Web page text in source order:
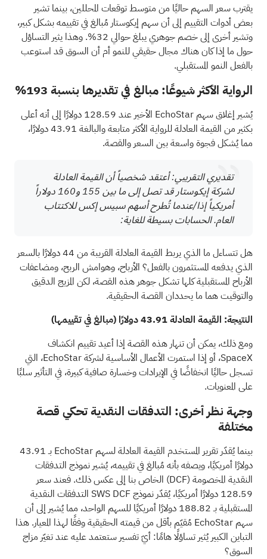
يقترب سعر السهم حاليًا من متوسط توقعات المحللين، بينما تشير
بعض أدوات التقييم إلى أن سهم إيكوستار مُبالغ في تقييمه بشكل كبير،
وتشير أخرى إلى خصم جوهري يبلغ حوالي 32%. وهذا يثير التساؤل
حول ما إذا كان هناك مجال حقيقي للنمو أم أن السوق قد استوعب
بالفعل النمو المستقبلي.
الرواية الأكثر شيوعًا: مبالغ في تقديرها بنسبة 193%
يُشير إغلاق سهم EchoStar الأخير عند 128.59 دولارًا إلى أنه أعلى
بكثير من القيمة العادلة للرواية الأكثر متابعة والبالغة 43.91 دولارًا،
مما يُشكل فجوة واسعة بين السعر والقصة.
تقديري التقريبي: أعتقد شخصياً أن القيمة العادلة
لشركة إيكوستار قد تصل إلى ما بين 155 و160 دولاراً
أمريكياً إذا/عندما تُطرح أسهم سبيس إكس للاكتتاب
العام. الحسابات بسيطة للغاية:
هل تتساءل ما الذي يربط القيمة العادلة القريبة من 44 دولارًا بالسعر
الذي يدفعه المستثمرون بالفعل؟ الأرباح، وهوامش الربح، ومضاعفات
الأرباح المستقبلية كلها تشكل جوهر هذه القصة، لكن المزيج الدقيق
والتوقيت هما ما يحددان القصة الحقيقية.
النتيجة: القيمة العادلة 43.91 دولارًا (مبالغ في تقييمها)
ومع ذلك، يمكن أن تنهار هذه القصة إذا أعيد تقييم انكشاف
SpaceX، أو إذا استمرت الأعمال الأساسية لشركة EchoStar، التي
تسجل حاليًا انخفاضًا في الإيرادات وخسارة صافية كبيرة، في التأثير سلبًا
على المعنويات.
وجهة نظر أخرى: التدفقات النقدية تحكي قصة
مختلفة
بينما يُقدّر تقرير المستخدم القيمة العادلة لسهم EchoStar بـ 43.91
دولارًا أمريكيًا، ويصفه بأنه مُبالغ في تقييمه، يُشير نموذج التدفقات
النقدية المخصومة (DCF) الخاص بنا إلى عكس ذلك. فعند سعر
128.59 دولارًا أمريكيًا، يُقدّر نموذج SWS DCF التدفقات النقدية
المستقبلية بـ 188.82 دولارًا أمريكيًا للسهم الواحد، مما يُشير إلى أن
سهم EchoStar مُقيّم بأقل من قيمته الحقيقية وفقًا لهذا المعيار. هذا
التباين الكبير يُثير تساؤلًا هامًا: أيّ تفسير ستعتمد عليه عند تغيّر مزاج
السوق؟